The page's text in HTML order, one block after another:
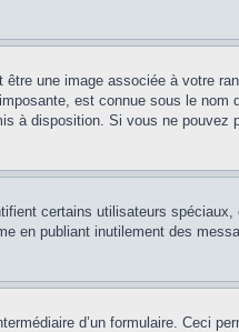
une image associée à votre
est connue sous le nom
à disposition. Si vous ne
certains utilisateurs
en publiant inutilement des
d’un formulaire. Ceci